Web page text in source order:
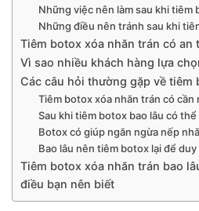
Những việc nên làm sau khi tiêm
Những điều nên tránh sau khi
Tiêm botox xóa nhăn trán có an
Vì sao nhiều khách hàng lựa
Các câu hỏi thường gặp về tiêm
Tiêm botox xóa nhăn trán có cần
Sau khi tiêm botox bao lâu có thể
Botox có giúp ngăn ngừa nếp
Bao lâu nên tiêm botox lại để
Tiêm botox xóa nhăn trán bao
điều bạn nên biết